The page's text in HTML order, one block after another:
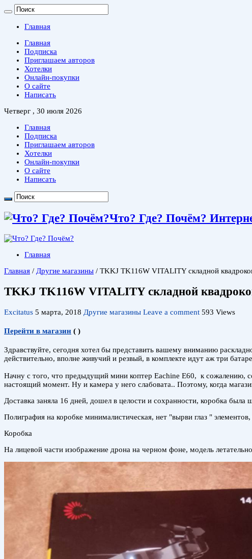
Главная
Главная
Подписка
Приглашаем авторов
Хотелки
Онлайн-покупки
О сайте
Написать
Четверг , 30 июля 2026
Главная
Подписка
Приглашаем авторов
Хотелки
Онлайн-покупки
О сайте
Написать
Что? Где? Почём?
Главная
Главная / Другие магазины / TKKJ TK116W VITALITY складной
TKKJ TK116W VITALITY складной
Excitatus 5 марта, 2018 Другие магазины Leave a comment 593 Views
Перейти в магазин ( )
Здравствуйте, сегодня хотел бы представить вашему вниманию
действительно, вполне живучий и резвый, в комплекте идут аж три
Начну с того, что предыдущий мини коптер Eachine E60, к сожалению,
настоящий момент. Ну и камера у него слабовата.. Поэтому, когда
Доставка заняла 16 дней, дошел в целости и сохранности, коробка
Полиграфия на коробке минималистическая, нет "вырви глаз "
Коробка
На лицевой части изображение дрона на черном фоне, модель